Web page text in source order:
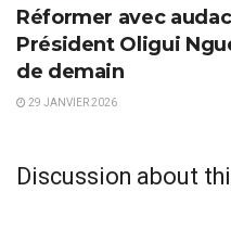
Réformer avec
Président Oligui
de demain
29 JANVIER 2026
Discussion about